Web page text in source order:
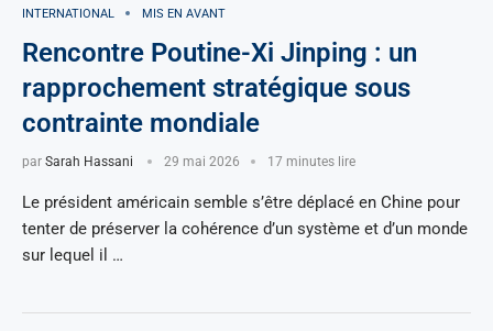
INTERNATIONAL MIS EN AVANT
Rencontre Poutine-Xi Jinping : un
rapprochement stratégique sous
contrainte mondiale
par Sarah Hassani 29 mai 2026 17 minutes lire
Le président américain semble s’être déplacé en Chine pour
tenter de préserver la cohérence d’un système et d’un monde
sur lequel il …